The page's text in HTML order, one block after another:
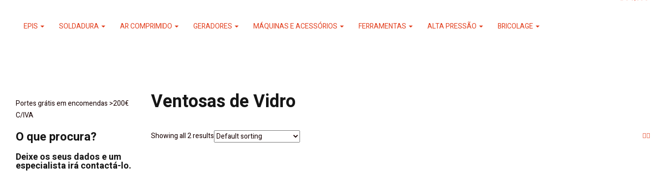
EPIS SOLDADURA AR COMPRIMIDO GERADORES MÁQUINAS E ACESSÓRIOS FERRAMENTAS ALTA PRESSÃO BRICOLAGE
Portes grátis em encomendas >200€
C/IVA
O que procura?
Deixe os seus dados e um
especialista irá contactá-lo.
Ventosas de Vidro
Showing all 2 results